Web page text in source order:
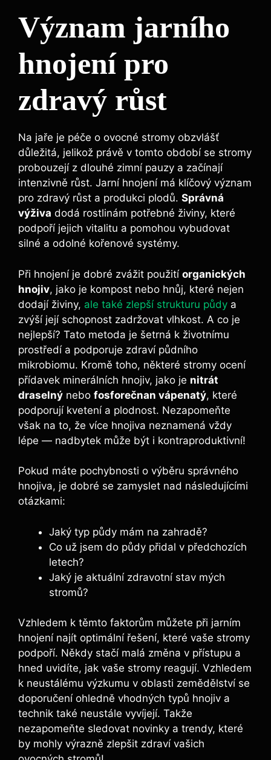
Význam jarního
hnojení pro
zdravý ‌růst
Na⁣ jaře je péče o ovocné​ stromy obzvlášť
důležitá, ‌jelikož právě ⁣v tomto⁣ období se stromy
probouzejí‌ z dlouhé zimní⁤ pauzy a začínají
intenzivně⁢ růst. Jarní hnojení má klíčový význam​
pro zdravý ​růst a produkci plodů. Správná
‍výživa dodá rostlinám ​potřebné ​živiny, které
podpoří ​jejich vitalitu a‍ pomohou vybudovat
silné a odolné kořenové systémy.
Při hnojení ⁢je⁣ dobré zvážit ​použití organických ​
hnojiv, jako‍ je ​kompost ​nebo hnůj, které nejen
‍dodají živiny, ale také zlepší strukturu půdy a
zvýší ⁤její schopnost zadržovat vlhkost. A co‍ je
nejlepší? Tato metoda je šetrná k životnímu
prostředí a podporuje zdraví půdního
mikrobiomu. Kromě ⁤toho, některé stromy ocení
přídavek minerálních hnojiv, ‍jako je nitrát
draselný nebo fosforečnan vápenatý, které
podporují kvetení ‌a plodnost. Nezapomeňte
však na to, že více hnojiva neznamená vždy
lépe —‍ nadbytek ⁢může být i‌ kontraproduktivní!
Pokud máte pochybnosti o výběru správného​
hnojiva, ⁢je dobré se​ zamyslet nad následujícími
otázkami:
Jaký typ ​půdy mám na zahradě?
Co už ‍jsem do půdy přidal‌ v předchozích
letech?
Jaký ​je aktuální zdravotní ​stav mých
‍stromů?
Vzhledem k těmto faktorům ​můžete při jarním
hnojení​ najít⁢ optimální řešení,⁣ které vaše stromy
podpoří. Někdy stačí malá změna v přístupu a
hned uvidíte, jak vaše‌ stromy reagují.⁣ Vzhledem
k ‌neustálému výzkumu v oblasti zemědělství se⁢
doporučení ​ohledně ⁢vhodných typů⁢ hnojiv a
technik také neustále‍ vyvíjejí. Takže
nezapomeňte ⁤sledovat novinky a trendy,‌ které
⁢by mohly výrazně zlepšit zdraví ⁢vašich